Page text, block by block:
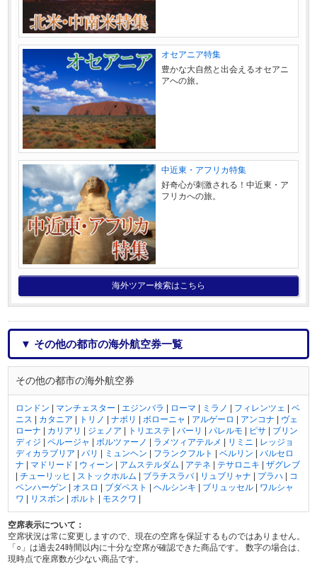
オセアニア特集
豊かな大自然と出会えるオセアニ
アへの旅。
中近東・アフリカ特集
好奇心が刺激される！中近東・ア
フリカへの旅。
海外ツアー検索はこちら
▼ その他の都市の海外航空券一覧
その他の都市の海外航空券
ロンドン マンチェスター |エジンバラ ローマ ミラノ フィレンツェ |ベ
ニス
カタニア トリノ |ナポリ |ボローニャ アルゲーロ アンコナ
ヴェ
ローナ
カリアリ ジェノア トリエステ |バーリ |パレルモ ピサ
ブリン
ディジ |ペルージャ |ボルツァーノ ラメツィアテルメ リミニ
レッジョ
ディカラブリア |パリ ミュンヘン フランクフルト |ベルリン |バルセロ
ナ
マドリード ウィーン アムステルダム アテネ |テサロニキ |ザグレブ
|チューリッヒ ストックホルム ブラチスラバ| リュブリャナ プラハ
コ
ペンハーゲン
オスロ ブダペスト |ヘルシンキ ブリュッセル
ワルシャ
ワ
リスボン |ポルト モスクワ
空席表示について：
空席状況は常に変更しますので、現在の空席を保証するものではありません。
「○」は過去24時間以内に十分な空席が確認できた商品です。 数字の場合は、
現時点で座席数が少ない商品です。